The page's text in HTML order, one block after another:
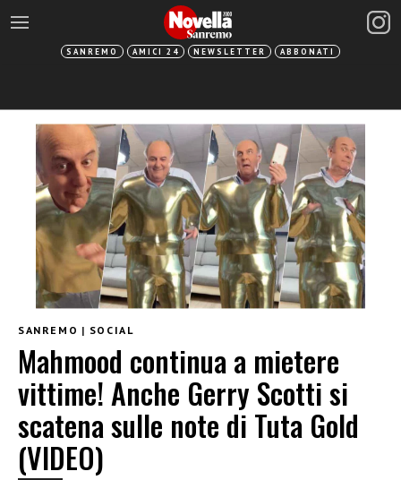
SANREMO AMICI 24 NEWSLETTER ABBONATI
SANREMO | SOCIAL
Mahmood continua a mietere
vittime! Anche Gerry Scotti si
scatena sulle note di Tuta Gold
(VIDEO)